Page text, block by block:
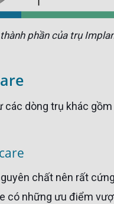
phần của trụ
có những ưu điểm